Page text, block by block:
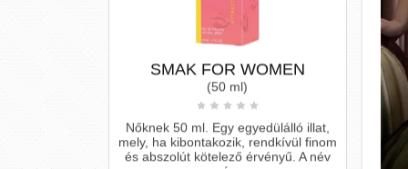
PheroStrong Entice -
feromonos parfüm nőknek
(50ml)